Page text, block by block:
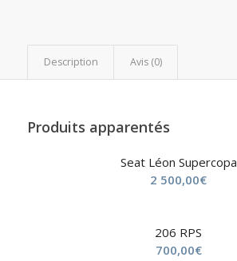
Description Avis (0)
Produits apparentés
Seat Léon Supercopa
2 500,00€
206 RPS
700,00€